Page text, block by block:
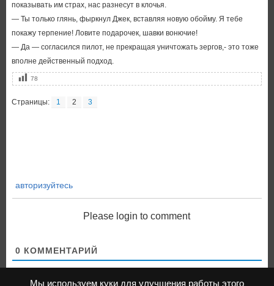
Мы используем куки для улучшения работы этого
показывать им страх, нас разнесут в клочья.
— Ты только глянь, фыркнул Джек, вставляя новую обойму. Я тебе
покажу терпение! Ловите подарочек, шавки вонючие!
— Да — согласился пилот, не прекращая уничтожать зергов,- это тоже
вполне действенный подход.
78
Страницы: 1 2 3
авторизуйтесь
Please login to comment
0 КОММЕНТАРИЙ